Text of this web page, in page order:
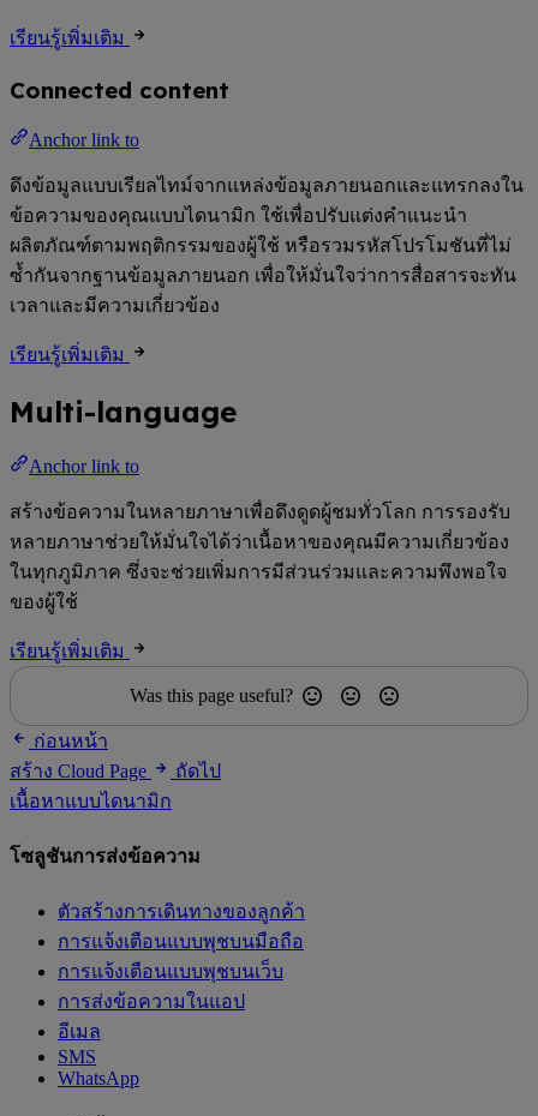
เรียนรู้เพิ่มเติม
Connected content
Anchor link to
ดึงข้อมูลแบบเรียลไทม์จากแหล่งข้อมูลภายนอกและแทรกลงใน
ข้อความของคุณแบบไดนามิก ใช้เพื่อปรับแต่งคำแนะนำ
ผลิตภัณฑ์ตามพฤติกรรมของผู้ใช้ หรือรวมรหัสโปรโมชันที่ไม่
ซ้ำกันจากฐานข้อมูลภายนอก เพื่อให้มั่นใจว่าการสื่อสารจะทัน
เวลาและมีความเกี่ยวข้อง
เรียนรู้เพิ่มเติม
Multi-language
Anchor link to
สร้างข้อความในหลายภาษาเพื่อดึงดูดผู้ชมทั่วโลก การรองรับ
หลายภาษาช่วยให้มั่นใจได้ว่าเนื้อหาของคุณมีความเกี่ยวข้อง
ในทุกภูมิภาค ซึ่งจะช่วยเพิ่มการมีส่วนร่วมและความพึงพอใจ
ของผู้ใช้
เรียนรู้เพิ่มเติม
Was this page useful?
ก่อนหน้า
สร้าง Cloud Page
ถัดไป
เนื้อหาแบบไดนามิก
โซลูชันการส่งข้อความ
ตัวสร้างการเดินทางของลูกค้า
การแจ้งเตือนแบบพุชบนมือถือ
การแจ้งเตือนแบบพุชบนเว็บ
การส่งข้อความในแอป
อีเมล
SMS
WhatsApp